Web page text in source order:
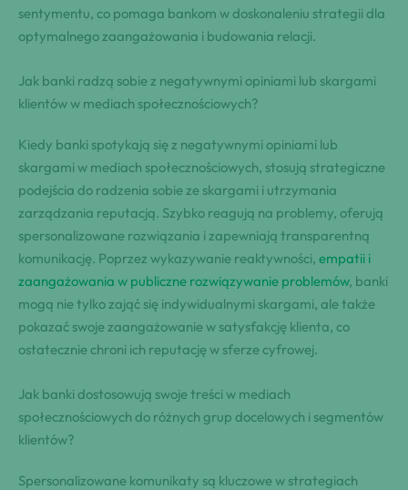
sentymentu, co pomaga bankom w doskonaleniu strategii dla
optymalnego zaangażowania i budowania relacji.
Jak banki radzą sobie z negatywnymi opiniami lub skargami
klientów w mediach społecznościowych?
Kiedy banki spotykają się z negatywnymi opiniami lub
skargami w mediach społecznościowych, stosują strategiczne
podejścia do radzenia sobie ze skargami i utrzymania
zarządzania reputacją. Szybko reagują na problemy, oferują
spersonalizowane rozwiązania i zapewniają transparentną
komunikację. Poprzez wykazywanie reaktywności, empatii i
zaangażowania w publiczne rozwiązywanie problemów, banki
mogą nie tylko zająć się indywidualnymi skargami, ale także
pokazać swoje zaangażowanie w satysfakcję klienta, co
ostatecznie chroni ich reputację w sferze cyfrowej.
Jak banki dostosowują swoje treści w mediach
społecznościowych do różnych grup docelowych i segmentów
klientów?
Spersonalizowane komunikaty są kluczowe w strategiach